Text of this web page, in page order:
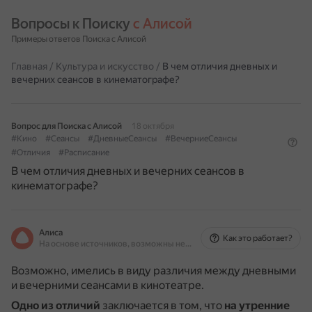
Вопросы к Поиску с Алисой
Примеры ответов Поиска с Алисой
Главная / Культура и искусство / В чем отличия дневных и
вечерних сеансов в кинематографе?
Вопрос для Поиска с Алисой
18 октября
#Кино
#Сеансы #ДневныеСеансы
#ВечерниеСеансы
#Отличия
#Расписание
В чем отличия дневных и вечерних сеансов в
кинематографе?
Алиса
На основе источников, возможны неточности
Как это работает?
Возможно, имелись в виду различия между дневными
и вечерними сеансами в кинотеатре.
Одно из отличий заключается в том, что на утренние